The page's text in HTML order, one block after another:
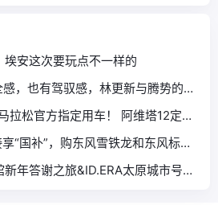
安这次要玩点不一样的
，也有驾驭感，林更新与腾势的缘
拉松官方指定用车！ 阿维塔12定义
“国补”，购东风雪铁龙和东风标致
新年答谢之旅&ID.ERA太原城市号启